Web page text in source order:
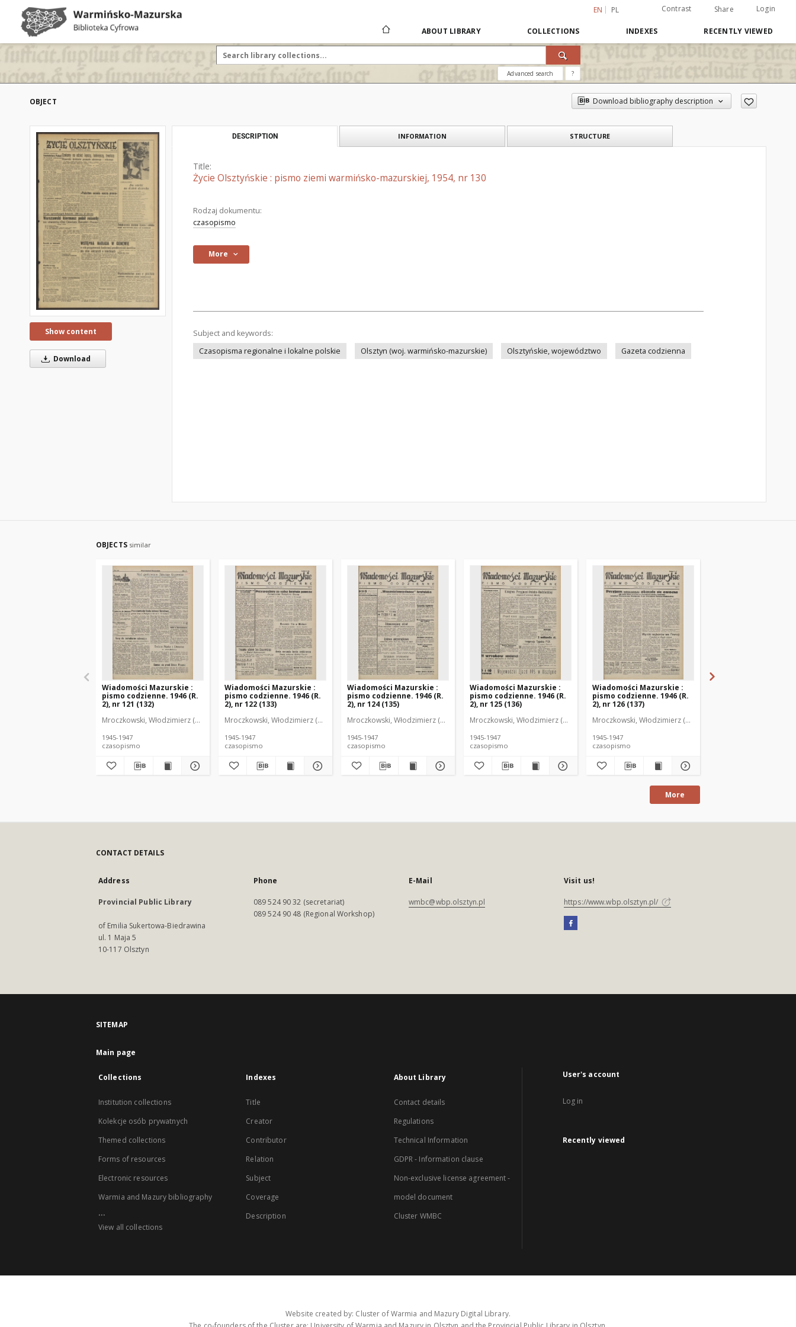
EN PL Contrast Share Login
ABOUT LIBRARY COLLECTIONS INDEXES RECENTLY VIEWED
Advanced search ?
OBJECT Download bibliography description
Show content
Download
DESCRIPTION INFORMATION STRUCTURE
Title:
Życie Olsztyńskie : pismo ziemi warmińsko-mazurskiej, 1954, nr 130
Rodzaj dokumentu:
czasopismo
More
Subject and keywords:
Czasopisma regionalne i lokalne polskie
Olsztyn (woj. warmińsko-mazurskie) Olsztyńskie, województwo Gazeta codzienna
OBJECTS similar
Wiadomości Mazurskie :
pismo codzienne. 1946 (R.
2), nr 121 (132)
Mroczkowski, Włodzimierz (1902-1971). Redaktor
1945-1947
czasopismo
Wiadomości Mazurskie :
pismo codzienne. 1946 (R.
2), nr 122 (133)
Mroczkowski, Włodzimierz (1902-1971). Redaktor
1945-1947
czasopismo
Wiadomości Mazurskie :
pismo codzienne. 1946 (R.
2), nr 124 (135)
Mroczkowski, Włodzimierz (1902-1971). Redaktor
1945-1947
czasopismo
Wiadomości Mazurskie :
pismo codzienne. 1946 (R.
2), nr 125 (136)
Mroczkowski, Włodzimierz (1902-1971). Redaktor
1945-1947
czasopismo
Wiadomości Mazurskie :
pismo codzienne. 1946 (R.
2), nr 126 (137)
Mroczkowski, Włodzimierz (1902-1971). Redaktor
1945-1947
czasopismo
More
CONTACT DETAILS
Address
Provincial Public Library
of Emilia Sukertowa-Biedrawina
ul. 1 Maja 5
10-117 Olsztyn
Phone
089 524 90 32 (secretariat)
089 524 90 48 (Regional Workshop)
E-Mail
wmbc@wbp.olsztyn.pl
Visit us!
https://www.wbp.olsztyn.pl/
SITEMAP
Main page
Collections
Institution collections
Kolekcje osób prywatnych
Themed collections
Forms of resources
Electronic resources
Warmia and Mazury bibliography
...
View all collections
Indexes
Title
Creator
Contributor
Relation
Subject
Coverage
Description
About Library
Contact details
Regulations
Technical Information
GDPR - Information clause
Non-exclusive license agreement -
model document
Cluster WMBC
User's account
Log in
Recently viewed
Website created by: Cluster of Warmia and Mazury Digital Library.